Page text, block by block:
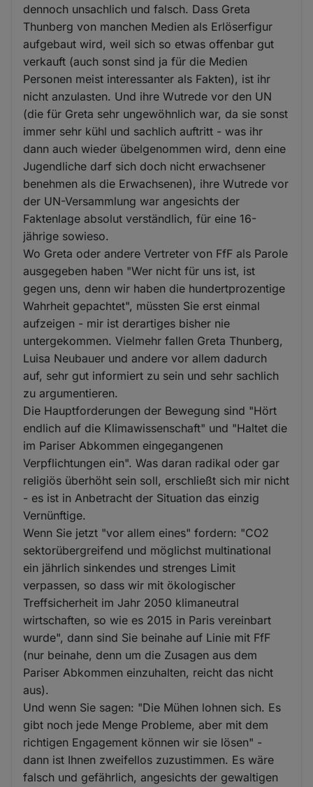
dennoch unsachlich und falsch. Dass Greta
Thunberg von manchen Medien als Erlöserfigur
aufgebaut wird, weil sich so etwas offenbar gut
verkauft (auch sonst sind ja für die Medien
Personen meist interessanter als Fakten), ist ihr
nicht anzulasten. Und ihre Wutrede vor den UN
(die für Greta sehr ungewöhnlich war, da sie sonst
immer sehr kühl und sachlich auftritt - was ihr
dann auch wieder übelgenommen wird, denn eine
Jugendliche darf sich doch nicht erwachsener
benehmen als die Erwachsenen), ihre Wutrede vor
der UN-Versammlung war angesichts der
Faktenlage absolut verständlich, für eine 16-
jährige sowieso.
Wo Greta oder andere Vertreter von FfF als Parole
ausgegeben haben "Wer nicht für uns ist, ist
gegen uns, denn wir haben die hundertprozentige
Wahrheit gepachtet", müssten Sie erst einmal
aufzeigen - mir ist derartiges bisher nie
untergekommen. Vielmehr fallen Greta Thunberg,
Luisa Neubauer und andere vor allem dadurch
auf, sehr gut informiert zu sein und sehr sachlich
zu argumentieren.
Die Hauptforderungen der Bewegung sind "Hört
endlich auf die Klimawissenschaft" und "Haltet die
im Pariser Abkommen eingegangenen
Verpflichtungen ein". Was daran radikal oder gar
religiös überhöht sein soll, erschließt sich mir nicht
- es ist in Anbetracht der Situation das einzig
Vernünftige.
Wenn Sie jetzt "vor allem eines" fordern: "CO2
sektorübergreifend und möglichst multinational
ein jährlich sinkendes und strenges Limit
verpassen, so dass wir mit ökologischer
Treffsicherheit im Jahr 2050 klimaneutral
wirtschaften, so wie es 2015 in Paris vereinbart
wurde", dann sind Sie beinahe auf Linie mit FfF
(nur beinahe, denn um die Zusagen aus dem
Pariser Abkommen einzuhalten, reicht das nicht
aus).
Und wenn Sie sagen: "Die Mühen lohnen sich. Es
gibt noch jede Menge Probleme, aber mit dem
richtigen Engagement können wir sie lösen" -
dann ist Ihnen zweifellos zuzustimmen. Es wäre
falsch und gefährlich, angesichts der gewaltigen